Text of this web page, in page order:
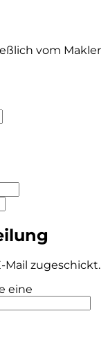
vom Makler
Mail zugeschickt.
eine